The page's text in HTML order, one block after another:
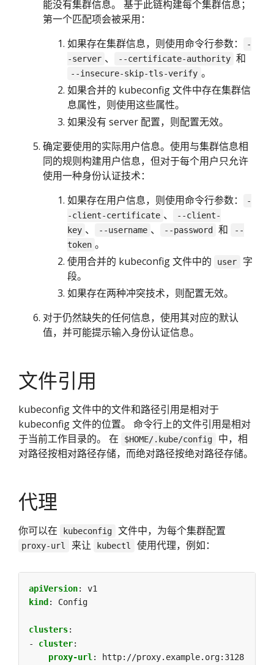
能没有集群信息。 基于此链构建每个集群信息；
第一个匹配项会被采用：
如果存在集群信息，则使用命令行参数：
-
-server 、 --certificate-authority 和
--insecure-skip-tls-verify 。
如果合并的 kubeconfig 文件中存在集群信
息属性，则使用这些属性。
如果没有 server 配置，则配置无效。
确定要使用的实际用户信息。使用与集群信息相
同的规则构建用户信息，但对于每个用户只允许
使用一种身份认证技术：
如果存在用户信息，则使用命令行参数：
-
-client-certificate 、
--client-
key 、 --username 、 --password 和
--
token 。
使用合并的 kubeconfig 文件中的
user
字
段。
如果存在两种冲突技术，则配置无效。
对于仍然缺失的任何信息，使用其对应的默认
值，并可能提示输入身份认证信息。
文件引用
kubeconfig 文件中的文件和路径引用是相对于
kubeconfig 文件的位置。 命令行上的文件引用是相对
于当前工作目录的。 在
$HOME/.kube/config
中，相
对路径按相对路径存储，而绝对路径按绝对路径存储。
代理
你可以在 kubeconfig 文件中，为每个集群配置
proxy-url 来让 kubectl 使用代理，例如：
apiVersion:
v1
kind : Config
clusters:
- cluster:
proxy-url :
http://proxy.example.org:3128